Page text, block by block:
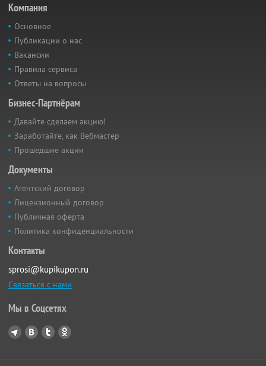
Компания
Основное
Публикации о нас
Вакансии
Правила сервиса
Ответы на вопросы
Бизнес-Партнёрам
Давайте сделаем акцию!
Заработайте, как Вебмастер
Прошедшие акции
Документы
Агентский договор
Лицензионный договор
Публичная оферта
Политика конфиденциальности
Контакты
sprosi@kupikupon.ru
Связаться с нами
Мы в Соцсетях